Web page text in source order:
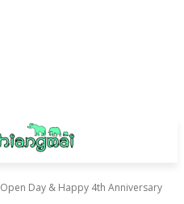
Open Day & Happy 4th Anniversary